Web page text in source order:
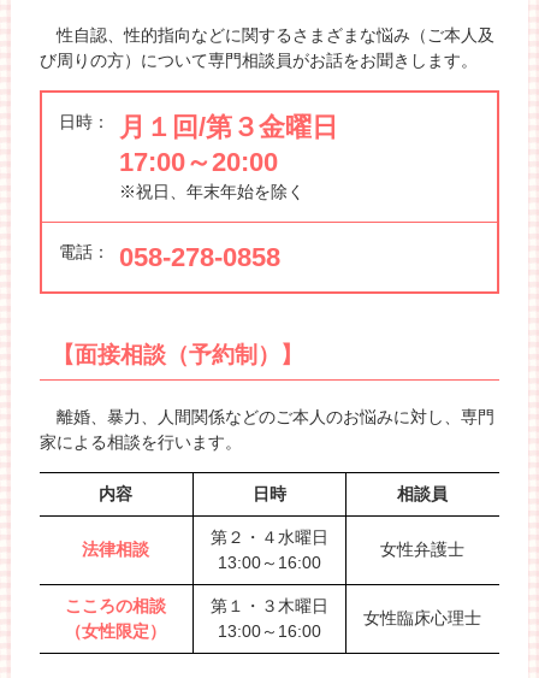
性自認、性的指向などに関するさまざまな悩み（ご本人及
び周りの方）について専門相談員がお話をお聞きします。
日時：
月１回/第３金曜日
17:00～20:00
※祝日、年末年始を除く
電話： 058-278-0858
【面接相談（予約制）】
離婚、暴力、人間関係などのご本人のお悩みに対し、専門
家による相談を行います。
内容 日時 相談員
法律相談
第２・４水曜日
13:00～16:00
女性弁護士
こころの相談
（女性限定）
第１・３木曜日
13:00～16:00
女性臨床心理士